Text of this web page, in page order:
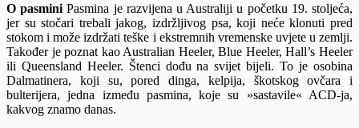
O pasmini Pasmina je razvijena u Australiji u početku 19. stoljeća,
jer su stočari trebali jakog, izdržljivog psa, koji neće klonuti pred
stokom i može izdržati teške i ekstremnih vremenske uvjete u zemlji.
Također je poznat kao Australian Heeler, Blue Heeler, Hall’s Heeler
ili Queensland Heeler. Štenci dođu na svijet bijeli. To je osobina
Dalmatinera, koji su, pored dinga, kelpija, škotskog ovčara i
bulterijera, jedna između pasmina, koje su »sastavile« ACD-ja,
kakvog znamo danas.